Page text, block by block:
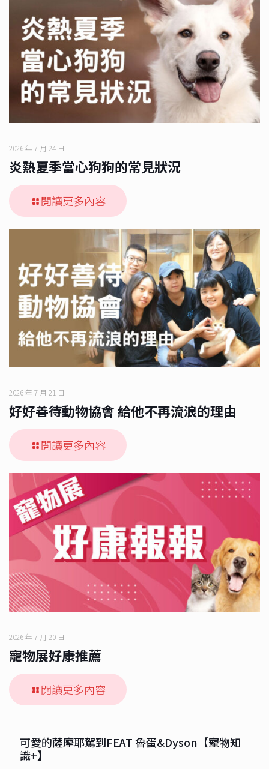
2026 年 7 月 24 日
炎熱夏季當心狗狗的常見狀況
閱讀更多內容
2026 年 7 月 21 日
好好善待動物協會 給他不再流浪的理由
閱讀更多內容
2026 年 7 月 20 日
寵物展好康推薦
閱讀更多內容
可愛的薩摩耶駕到FEAT 魯蛋&Dyson【寵物知
識+】